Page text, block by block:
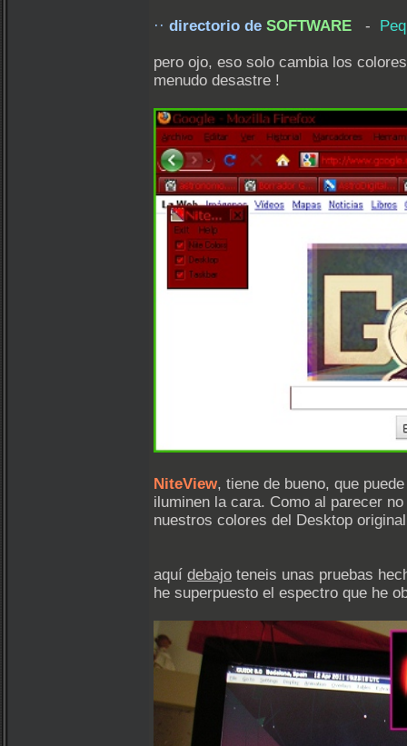
·· directorio de SOFTWARE -
pero ojo, eso solo cambia los
menudo desastre !
NiteView, tiene de bueno, que
iluminen la cara. Como al parecer
nuestros colores del Desktop
aquí debajo teneis unas pruebas
he superpuesto el espectro que he